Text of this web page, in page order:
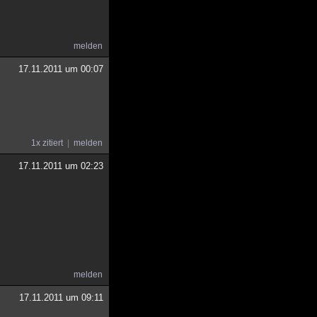
melden
17.11.2011 um 00:07
1x zitiert melden
17.11.2011 um 02:23
melden
17.11.2011 um 09:11